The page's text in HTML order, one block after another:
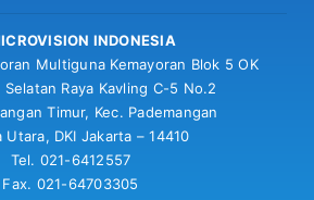
INDONESIA
Multiguna Kemayoran Blok 5 OK
Selatan Raya Kavling C-5 No.2
Timur, Kec. Pademangan
Utara, DKI Jakarta – 14410
Tel. 021-6412557
Fax. 021-64703305